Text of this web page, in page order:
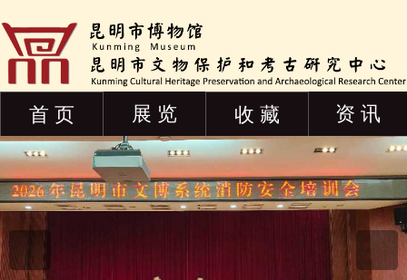
首 页 展 览 收 藏 资 讯